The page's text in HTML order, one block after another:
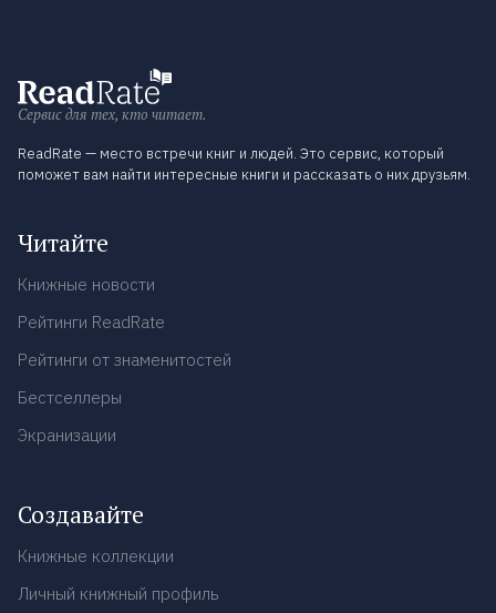
Сервис для тех, кто читает.
ReadRate — место встречи книг и людей. Это сервис, который
поможет вам найти интересные книги и рассказать о них друзьям.
Читайте
Книжные новости
Рейтинги ReadRate
Рейтинги от знаменитостей
Бестселлеры
Экранизации
Создавайте
Книжные коллекции
Личный книжный профиль